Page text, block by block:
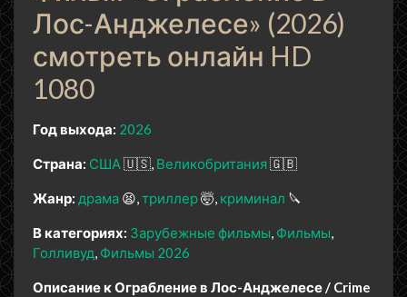
Лос-Анджелесе» (2026)
смотреть онлайн HD
1080
Год выхода: 2026
Страна: США🇺🇸 Великобритания🇬🇧
Жанр: драма 😫 триллер🤯 криминал 🔪
В категориях: Зарубежные фильмы Фильмы
Голливуд Фильмы 2026
Описание к Ограбление в Лос-Анджелесе / Crime